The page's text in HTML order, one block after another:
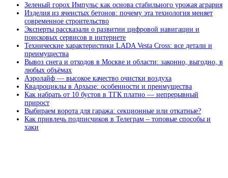
Зеленый горох Импульс как основа стабильного урожая агрария
Изделия из ячеистых бетонов: почему эта технология меняет
современное строительство
Эксперты рассказали о развитии цифровой навигации и
поисковых сервисов в интернете
Технические характеристики LADA Vesta Cross: все детали и
преимущества
Вывоз снега и отходов в Москве и области: законно, выгодно, в
любых объёмах
Аэролайф — высокое качество очистки воздуха
Квадроциклы в Архызе: особенности и преимущества
Как набрать от 10 бустов в ТГК платно — непрерывный
прирост
Выбираем ворота для гаража: секционные или откатные?
Как привлечь подписчиков в Телеграм – топовые способы и
хаки